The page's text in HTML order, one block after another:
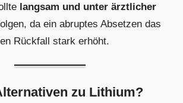
langsam und unter ärztlicher
da ein abruptes Absetzen das
Rückfall stark erhöht.
zu Lithium?